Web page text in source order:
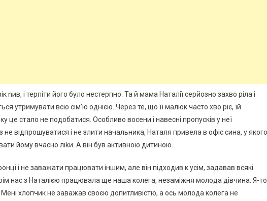
nив, і терпіти його було нестерпно. Та й мама Наталії серйозно захво ріла і
утримувати всю сім’ю однією. Через те, що її малюк часто хво ріє, їй
це стало не подобатися. Особливо восени і навесні пропусків у неї
відпрошуватися і не злити начальника, Наталя привела в офіс сина, у якого
йому вчасно ліkи. А він був активною дитиною.
і не заважати працювати іншим, але він підходив к усім, задавав всякі
крім нас з Наталією працювала ще наша колега, незаміжня молода дівчина. Я-то
хлопчик не заважав своєю допитливістю, а ось молода колега не